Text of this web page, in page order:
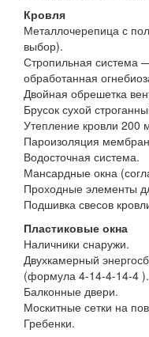
Кровля
Металлочерепица с
выбор).
Стропильная система
обработанная
Двойная обрешетка
Брусок сухой
Утепление кровли 200
Пароизоляция
Водосточная система.
Мансардные окна
Проходные элементы
Подшивка свесов
Пластиковые окна
Наличники снаружи.
Двухкамерный
(формула 4-14-4-14-4 ).
Балконные двери.
Москитные сетки на
Гребенки.